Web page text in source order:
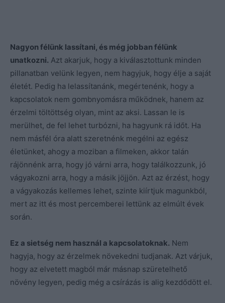
Nagyon félünk lassítani, és még jobban félünk
unatkozni. Azt akarjuk, hogy a kiválasztottunk minden
pillanatban velünk legyen, nem hagyjuk, hogy élje a saját
életét. Pedig ha lelassítanánk, megértenénk, hogy a
kapcsolatok nem gombnyomásra működnek, hanem az
érzelmi töltöttség olyan, mint az aksi. Lassan le is
merülhet, de fel lehet turbózni, ha hagyunk rá időt. Ha
nem másfél óra alatt szeretnénk megélni az egész
életünket, ahogy a moziban a filmeken, akkor talán
rájönnénk arra, hogy jó várni arra, hogy találkozzunk, jó
vágyakozni arra, hogy a másik jöjjön. Azt az érzést, hogy
a vágyakozás kellemes lehet, szinte kiírtjuk magunkból,
mert az itt és most percemberei lettünk az elmúlt évek
során.
Ez a sietség nem használ a kapcsolatoknak. Nem
hagyja, hogy az érzelmek növekedni tudjanak. Azt várjuk,
hogy az elvetett magból már másnap szüretelhető
növény legyen, pedig még a csírázás is alig kezdődött el.